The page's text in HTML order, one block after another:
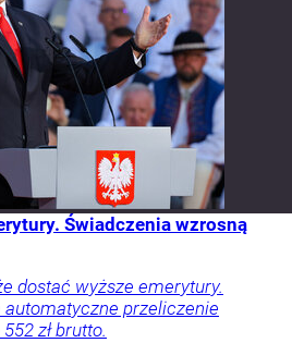
Świadczenia wzrosną
dostać wyższe emerytury.
automatyczne przeliczenie
zł brutto.